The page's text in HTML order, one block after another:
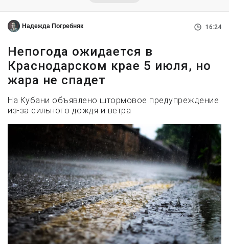
Надежда Погребняк 16:24
Непогода ожидается в
Краснодарском крае 5 июля, но
жара не спадет
На Кубани объявлено штормовое предупреждение
из-за сильного дождя и ветра